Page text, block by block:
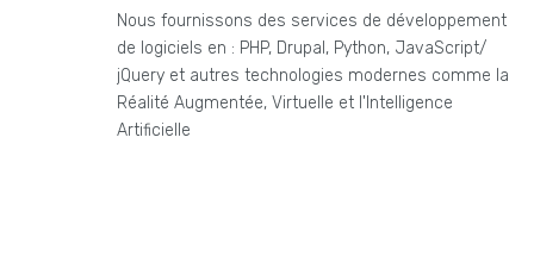
Nous fournissons des services de développement
de logiciels en : PHP, Drupal, Python, JavaScript/
jQuery et autres technologies modernes comme la
Réalité Augmentée, Virtuelle et l'Intelligence
Artificielle